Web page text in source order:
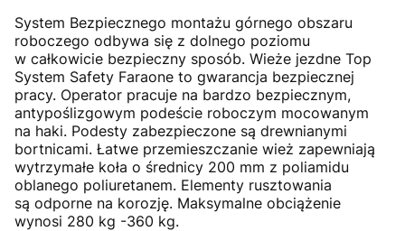
System Bezpiecznego montażu górnego obszaru
roboczego odbywa się z dolnego poziomu
w całkowicie bezpieczny sposób. Wieże jezdne Top
System Safety Faraone to gwarancja bezpiecznej
pracy. Operator pracuje na bardzo bezpiecznym,
antypoślizgowym podeście roboczym mocowanym
na haki. Podesty zabezpieczone są drewnianymi
bortnicami. Łatwe przemieszczanie wież zapewniają
wytrzymałe koła o średnicy 200 mm z poliamidu
oblanego poliuretanem. Elementy rusztowania
są odporne na korozję. Maksymalne obciążenie
wynosi 280 kg -360 kg.